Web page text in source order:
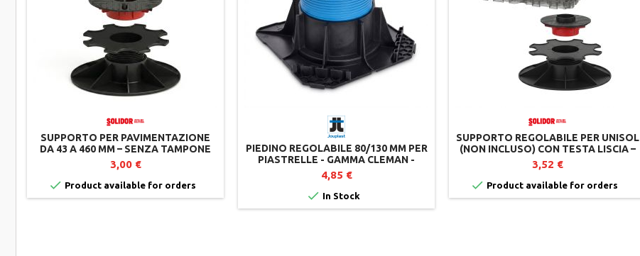
SUPPORTO PER PAVIMENTAZIONE
DA 43 A 460 MM – SENZA TAMPONE
AMMORTIZZANTE –
AUTOLIVELLANTE – REGOLAZIONE
DALL'ALTO – SOLIDOR
3,00 €
 Product available for orders
PIEDINO REGOLABILE 80/130 MM PER
PIASTRELLE - GAMMA CLEMAN -
JOUPLAST
4,85 €
 In Stock
SUPPORTO REGOLABILE PER UNISOL
(NON INCLUSO) CON TESTA LISCIA –
SOLIDOR
3,52 €
 Product available for orders